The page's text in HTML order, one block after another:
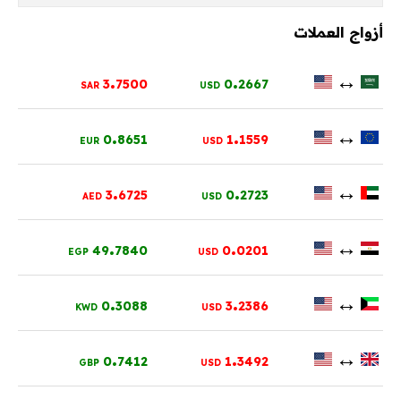
أزواج العملات
↔
0.2667
USD
3.7500
SAR
↔
1.1559
USD
0.8651
EUR
↔
0.2723
USD
3.6725
AED
↔
0.0201
USD
49.7840
EGP
↔
3.2386
USD
0.3088
KWD
↔
1.3492
USD
0.7412
GBP